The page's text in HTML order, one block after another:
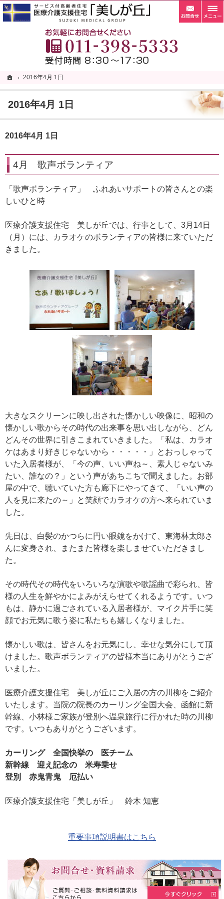
ホーム
2016年4月 1日
2016年4月 1日
札幌市清田区の老人ホーム・サービス付き高齢者向け住宅・サ高住なら当施設へ。
札幌市清田区の老人ホーム・サービス付き高齢者向け住宅・サ高住なら自家菜園がある「
2016年4月 1日
4月 歌声ボランティア
「歌声ボランティア」 ふれあいサポートの皆さんとの楽
しいひと時
医療介護支援住宅 美しが丘では、行事として、3月14日
（月）には、カラオケのボランティアの皆様に来ていただ
きました。
大きなスクリーンに映し出された懐かしい映像に、昭和の
懐かしい歌からその時代の出来事を思い出しながら、どん
どんその世界に引きこまれていきました。「私は、カラオ
ケはあまり好きじゃないから・・・・・」とおっしゃって
いた入居者様が、「今の声、いい声ね～、素人じゃないみ
たい、誰なの？」という声があちこちで聞えました。お部
屋の中で、聴いていた方も廊下にやってきて、「いい声の
人を見に来たの～」と笑顔でカラオケの方へ来られていま
した。
先日は、白髪のかつらに円い眼鏡をかけて、東海林太郎さ
んに変身され、またまた皆様を楽しませていただきまし
た。
その時代その時代をいろいろな演歌や歌謡曲で彩られ、皆
様の人生を鮮やかによみがえらせてくれるようです。いつ
もは、静かに過ごされている入居者様が、マイク片手に笑
顔でお元気に歌う姿に私たちも嬉しくなりました。
懐かしい歌は、皆さんをお元気にし、幸せな気分にして頂
けました。歌声ボランティアの皆様本当にありがとうござ
いました。
医療介護支援住宅 美しが丘にご入居の方の川柳をご紹介
いたします。当院の院長のカーリング全国大会、函館に新
幹線、小林様ご家族が登別へ温泉旅行に行かれた時の川柳
です。いつもありがとうございます。
カーリング 全国快挙の 医チーム
新幹線 迎え記念の 米寿乗せ
登別 赤鬼青鬼 厄払い
医療介護支援住宅「美しが丘」 鈴木 知恵
重要事項説明書はこちら
お
ホーム
2016年4月 1日